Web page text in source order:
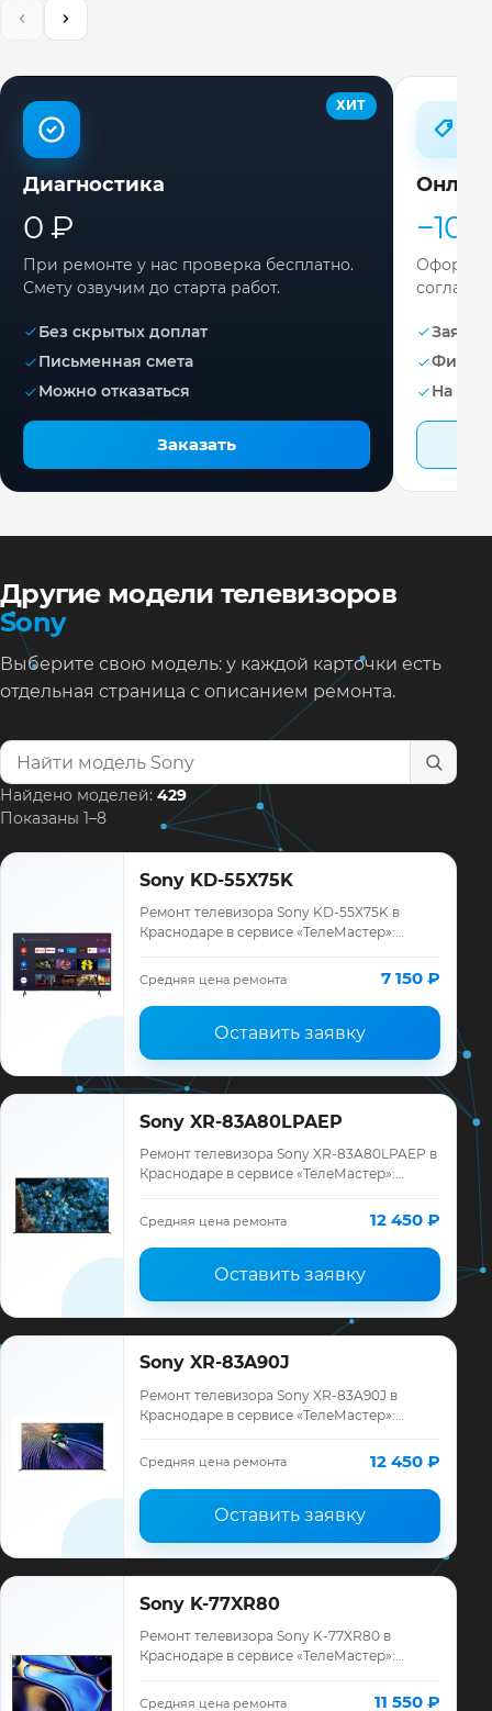
ХИТ
Диагностика
0 ₽
При ремонте у нас проверка бесплатно.
Смету озвучим до старта работ.
Без скрытых доплат
Письменная смета
Можно отказаться
Заказать
−10%
Заявка
На
Другие модели телевизоров
Sony
Выберите свою модель: у каждой карточки есть
отдельная страница с описанием ремонта.
Найти модель телевизора
Найдено моделей: 429
Показаны 1–8
Sony KD-55X75K
Ремонт телевизора Sony KD-55X75K в
Краснодаре в сервисе «ТелеМастер»:
ремонта, запчасти и гарантия до 12
месяцев.
Средняя цена ремонта 7 150 ₽
Оставить заявку
Sony XR-83A80LPAEP
Ремонт телевизора Sony XR-83A80LPAEP в
Краснодаре в сервисе «ТелеМастер»:
ремонта, запчасти и гарантия до 12
месяцев.
Средняя цена ремонта 12 450 ₽
Оставить заявку
Sony XR-83A90J
Ремонт телевизора Sony XR-83A90J в
Краснодаре в сервисе «ТелеМастер»:
ремонта, запчасти и гарантия до 12
месяцев.
Средняя цена ремонта 12 450 ₽
Оставить заявку
Sony K-77XR80
Ремонт телевизора Sony K-77XR80 в
Краснодаре в сервисе «ТелеМастер»:
ремонта, запчасти и гарантия до 12
Средняя цена ремонта 11 550 ₽